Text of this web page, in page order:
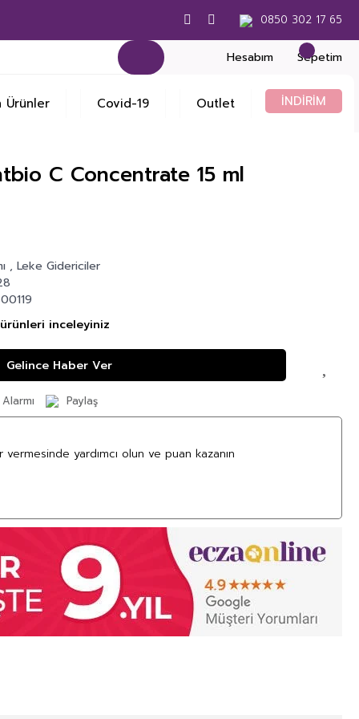
0850 302 17 65
Hesabım Sepetim
Ürünler Covid-19 Outlet İNDİRİM
C Concentrate 15 ml
,Leke Gidericiler
inceleyiniz
Gelince Haber Ver
Paylaş
yardımcı olun ve puan kazanın